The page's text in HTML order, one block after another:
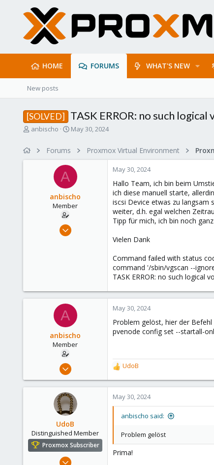
HOME FORUMS WHAT'S NEW
New posts
[SOLVED] TASK ERROR: no such
T
anbischo
S
t
t
e
May 30, 2024
Forums Proxmox Virtual Environment
A
anbischo
Member
May 30, 2024
May 30, 2024
Hallo Team, ich bin beim
ich diese manuell starte,
iscsi Device etwas zu langsam
weiter, d.h. egal welchen
Tipp für mich, ich bin noch
Vielen Dank
Command failed with status
command '/sbin/vgscan --
TASK ERROR: no such logical
A
anbischo
Member
May 30, 2024
3
May 30, 2024
Problem gelöst, hier der Befehl
pvenode config set --startall-
R
e
a
c
t
:
UdoB
UdoB
Distinguished Member
Proxmox Subscriber
Nov 1, 2016
May 30, 2024
anbischo said:
Problem gelöst
Prima!